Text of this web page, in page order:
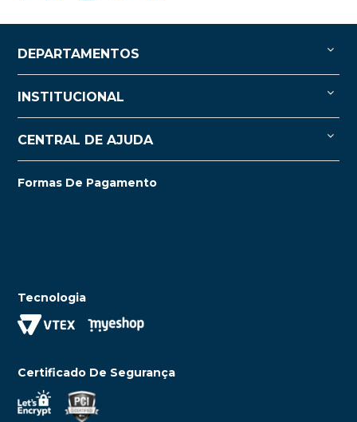
DEPARTAMENTOS
INSTITUCIONAL
CENTRAL DE AJUDA
Formas De Pagamento
Tecnologia
Certificado De Segurança